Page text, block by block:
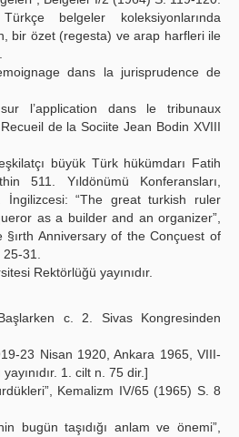
belgeler koleksiyonlarında
bir özet (regesta) ve arap harfleri ile
dans la jurisprudence de
l’application dans le tribunaux
de la Sociite Jean Bodin XVIII
büyük Türk hükümdarı Fatih
511. Yıldönümü Konferansları,
“The great turkish ruler
as a builder and an organizer”,
Anniversary of the Conçuest of
31.
Rektörlüğü yayınıdır.
c. 2. Sivas Kongresinden
23 Nisan 1920, Ankara 1965, VIII-
1. cilt n. 75 dir.]
Kemalizm IV/65 (1965) S. 8
bugün taşıdığı anlam ve önemi”,